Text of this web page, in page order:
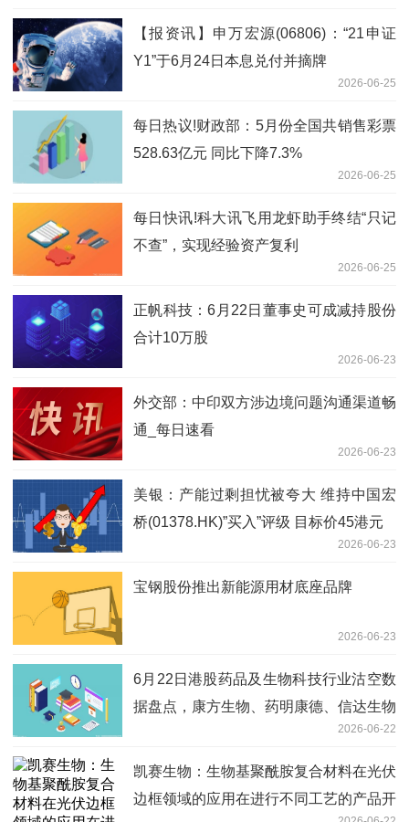
【报资讯】申万宏源(06806)：“21申证
Y1”于6月24日本息兑付并摘牌
2026-06-25
每日热议!财政部：5月份全国共销售彩票
528.63亿元 同比下降7.3%
2026-06-25
每日快讯!科大讯飞用龙虾助手终结“只记
不查”，实现经验资产复利
2026-06-25
正帆科技：6月22日董事史可成减持股份
合计10万股
2026-06-23
外交部：中印双方涉边境问题沟通渠道畅
通_每日速看
2026-06-23
美银：产能过剩担忧被夸大 维持中国宏
桥(01378.HK)”买入”评级 目标价45港元
2026-06-23
宝钢股份推出新能源用材底座品牌
2026-06-23
6月22日港股药品及生物科技行业沽空数
据盘点，康方生物、药明康德、信达生物
2026-06-22
凯赛生物：生物基聚酰胺复合材料在光伏
边框领域的应用在进行不同工艺的产品开